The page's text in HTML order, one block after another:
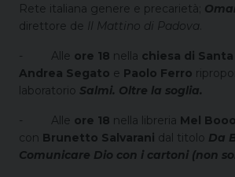
Rete italiana genere e precarietà;
direttore de Il Mattino di Padova
- Alle ore 18 nella chiesa di
Andrea Segato e Paolo Ferro
laboratorio Salmi. Oltre la soglia.
- Alle ore 18 nella libreria Mel
con Brunetto Salvarani dal titolo Da
Comunicare Dio con i cartoni (non